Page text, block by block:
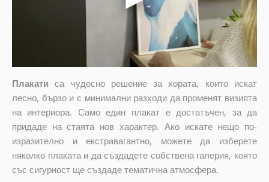
Плакати са чудесно решение за хората, които искат
лесно, бързо и с минимални разходи да променят визията
на интериора. Само един плакат е достатъчен, за да
придаде на стаята нов характер. Ако искате нещо по-
изразително и екстравагантно, можете да изберете
няколко плаката и да създадете собствена галерия, която
със сигурност ще създаде тематична атмосфера.